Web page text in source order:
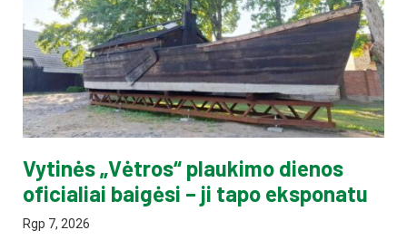
Vytinės „Vėtros“ plaukimo dienos
oficialiai baigėsi – ji tapo eksponatu
Rgp 7, 2026